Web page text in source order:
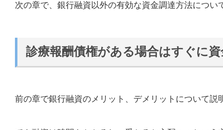
次の章で、銀行融資以外の有効な資金調達方法につい
診療報酬債権がある場合はすぐに
前の章で銀行融資のメリット、デメリットについて説